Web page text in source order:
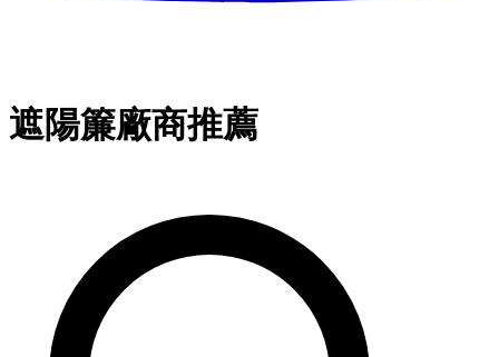
遮陽簾廠商推薦